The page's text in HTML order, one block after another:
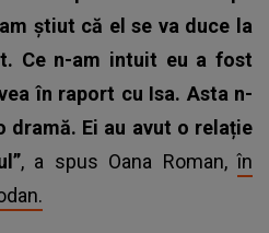
știut că el se va duce la
Ce n-am intuit eu a fost
în raport cu Isa. Asta n-
dramă. Ei au avut o relație
, a spus Oana Roman,în